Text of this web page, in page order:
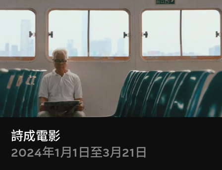
詩成電影
2024年1月1日至3月21日
可讀城市 香港
2024年7月19日至
10月27日
雍雀
月27日
展示更多